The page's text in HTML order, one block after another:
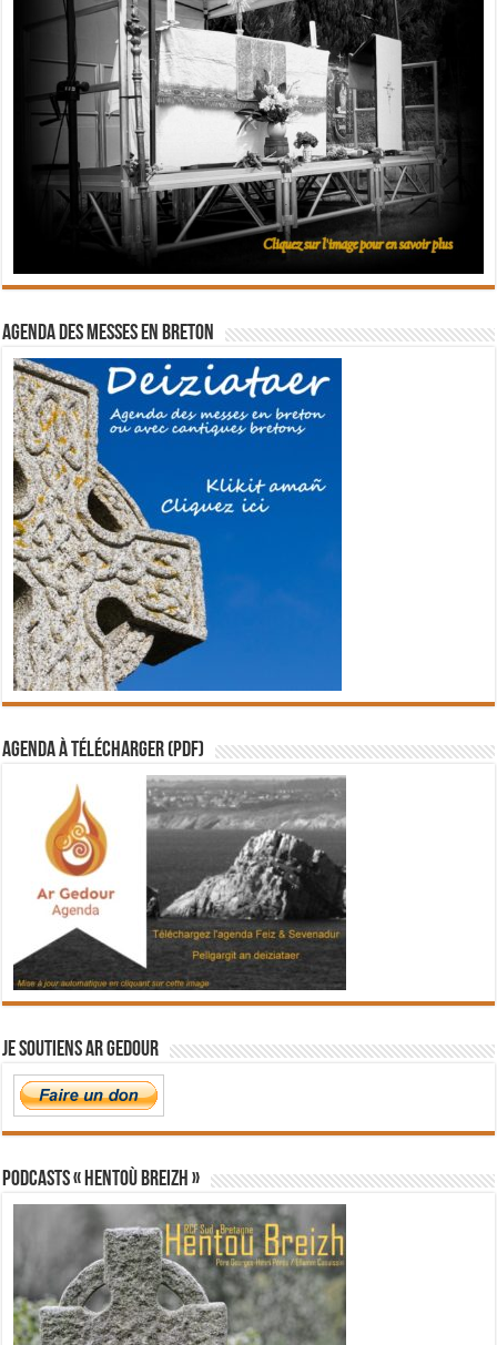
Agenda des messes en breton
Agenda à télécharger (PDF)
Je soutiens Ar Gedour
PODCASTS « Hentoù Breizh »